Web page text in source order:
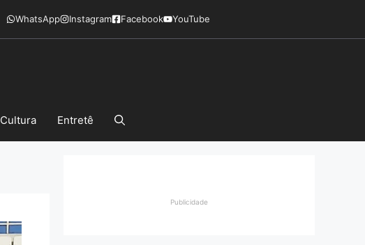
WhatsApp Instagram Facebook YouTube
Cultura Entretê
Publicidade